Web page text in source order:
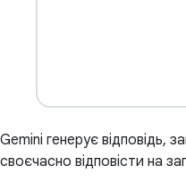
Gemini генерує відповідь,
своєчасно відповісти на